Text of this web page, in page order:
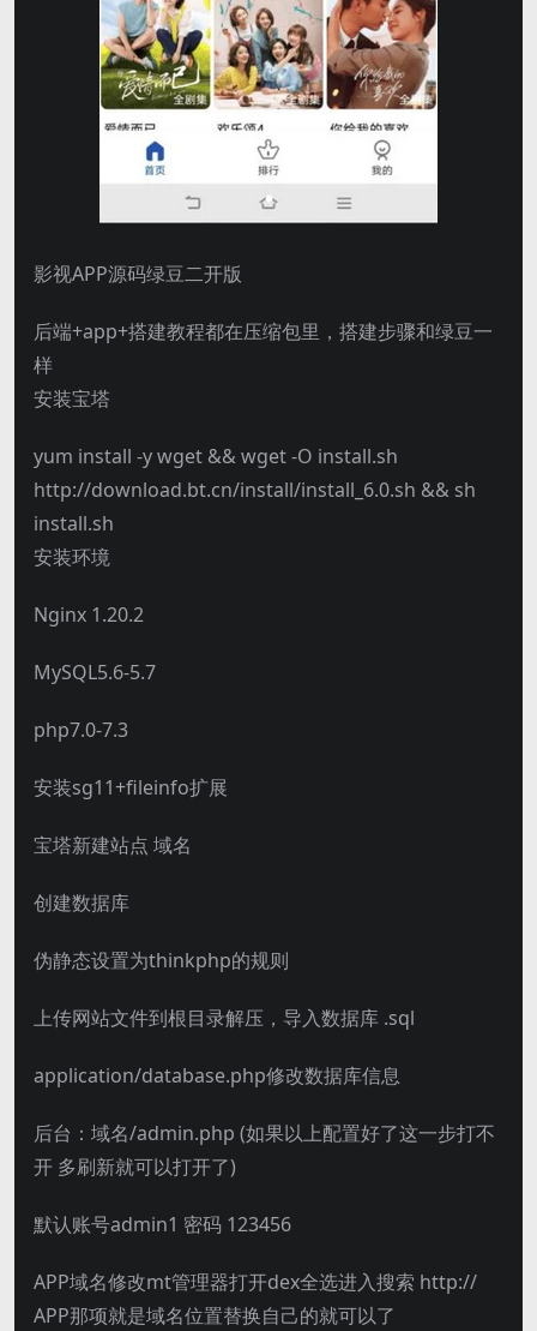
影视APP源码绿豆二开版
后端+app+搭建教程都在压缩包里，搭建步骤和绿豆一
样
安装宝塔
yum install -y wget && wget -O install.sh
http://download.bt.cn/install/install_6.0.sh && sh
install.sh
安装环境
Nginx 1.20.2
MySQL5.6-5.7
php7.0-7.3
安装sg11+fileinfo扩展
宝塔新建站点 域名
创建数据库
伪静态设置为thinkphp的规则
上传网站文件到根目录解压，导入数据库 .sql
application/database.php修改数据库信息
后台：域名/admin.php (如果以上配置好了这一步打不
开 多刷新就可以打开了)
默认账号admin1 密码 123456
APP域名修改mt管理器打开dex全选进入搜索 http://
APP那项就是域名位置替换自己的就可以了